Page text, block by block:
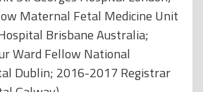
Maternal Fetal Medicine Unit
Brisbane Australia;
Ward Fellow National
Dublin; 2016-2017 Registrar